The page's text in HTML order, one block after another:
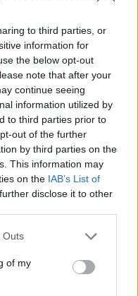
to third parties, or
information for
the below opt-out
note that after your
continue seeing
information utilized by
to third parties prior to
out of the further
by third parties on the
This information may
on the IAB’s List of
disclose it to other
Outs
of my
Faury a párizsi légi
ellátási lánca
halad az év végi 720
A cég kereskedelmi
optimistán
vezérigazgató